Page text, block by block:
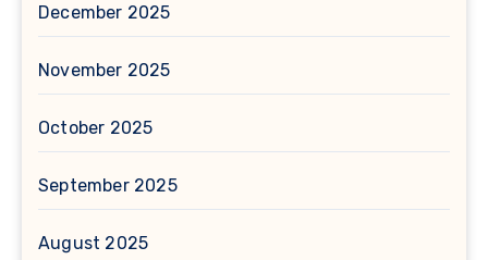
December 2025
November 2025
October 2025
September 2025
August 2025